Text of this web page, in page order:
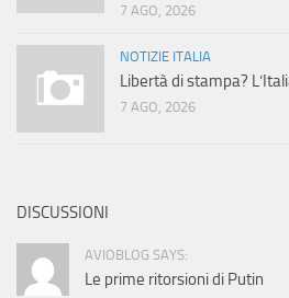
7 AGO, 2026
NOTIZIE ITALIA
Libertà di stampa?
7 AGO, 2026
DISCUSSIONI
AVIOBLOG SAYS:
Le prime ritorsioni di Putin